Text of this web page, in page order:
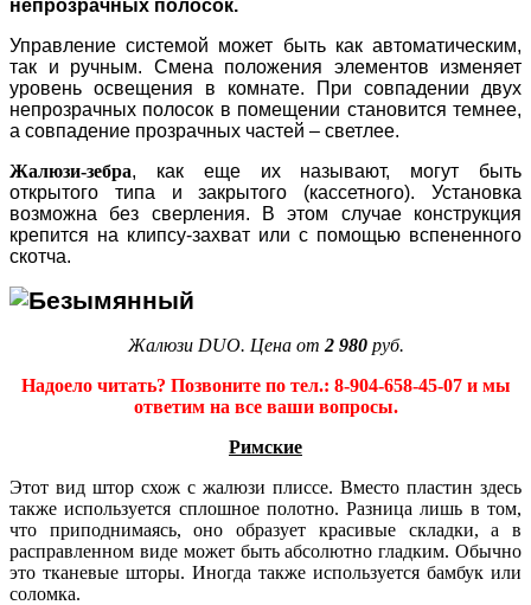
непрозрачных полосок.
Управление системой может быть как автоматическим,
так и ручным. Смена положения элементов изменяет
уровень освещения в комнате. При совпадении двух
непрозрачных полосок в помещении становится темнее,
а совпадение прозрачных частей – светлее.
Жалюзи-зебра, как еще их называют, могут быть
открытого типа и закрытого (кассетного). Установка
возможна без сверления. В этом случае конструкция
крепится на клипсу-захват или с помощью вспененного
скотча.
Жалюзи DUO. Цена от 2 980руб.
Надоело читать? Позвоните по тел.: 8-904-658-45-07 и мы
ответим на все ваши вопросы.
Римские
Этот вид штор схож с жалюзи плиссе. Вместо пластин здесь
также используется сплошное полотно. Разница лишь в том,
что приподнимаясь, оно образует красивые складки, а в
расправленном виде может быть абсолютно гладким. Обычно
это тканевые шторы. Иногда также используется бамбук или
соломка.